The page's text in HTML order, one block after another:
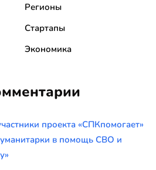
Регионы
Стартапы
Экономика
проекта «СПКпомогает»
в помощь СВО и